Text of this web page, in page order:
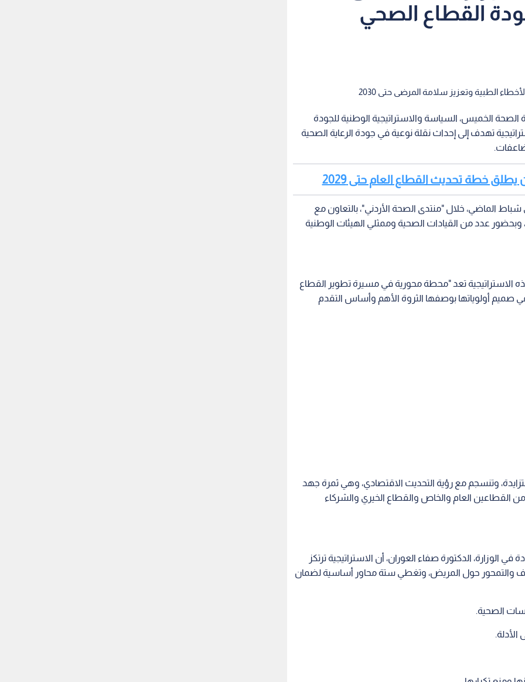
القطاع الصحي
الطبية وتعزيز سلامة المرضى حتى 2030
الصحة الخميس، السياسة والاستراتيجية الوطنية للجودة
2024 – 2030، في خطوة استراتيجية تهدف إلى إحداث نقلة نوعية في جودة الرعاية الصحية
خطة تحديث القطاع العام حتى 2029
شباط الماضي، خلال "منتدى الصحة الأردني"، بالتعاون مع
وبحضور عدد من القيادات الصحية وممثلي الهيئات الوطنية
الاستراتيجية تعد "محطة محورية في مسيرة تطوير القطاع
صميم أولوياتها بوصفها الثروة الأهم وأساس التقدم
وتنسجم مع رؤية التحديث الاقتصادي، وهي ثمرة جهد
العام والخاص والقطاع الخيري والشركاء
الدكتورة صفاء العوران، أن الاستراتيجية ترتكز
والتمحور حول المريض، وتغطي ستة محاور أساسية لضمان
الصحية.
الأدلة.